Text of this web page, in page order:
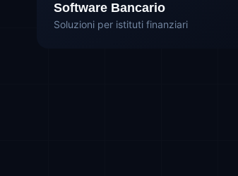
Software Bancario
Soluzioni per istituti finanziari